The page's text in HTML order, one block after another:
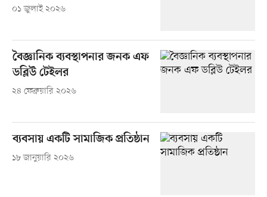
০১ জুলাই ২০২৬
বৈজ্ঞানিক ব্যবস্থাপনার জনক এফ
ডব্লিউ টেইলর
২৪ ফেব্রুয়ারি ২০২৬
ব্যবসায় একটি সামাজিক প্রতিষ্ঠান
১৮ জানুয়ারি ২০২৬